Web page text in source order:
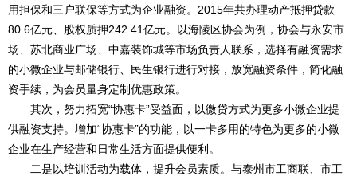
用担保和三户联保等方式为企业融资。2015年共办理动产抵押贷款
80.6亿元、股权质押242.41亿元。以海陵区协会为例，协会与永安市
场、苏北商业广场、中嘉装饰城等市场负责人联系，选择有融资需求
的小微企业与邮储银行、民生银行进行对接，放宽融资条件，简化融
资手续，为会员量身定制优惠政策。
其次，努力拓宽“协惠卡”受益面，以微贷方式为更多小微企业提
供融资支持。增加“协惠卡”的功能，以一卡多用的特色为更多的小微
企业在生产经营和日常生活方面提供便利。
二是以培训活动为载体，提升会员素质。与泰州市工商联、市工